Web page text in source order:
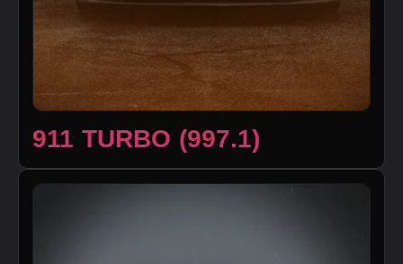
911 TURBO (997.1)